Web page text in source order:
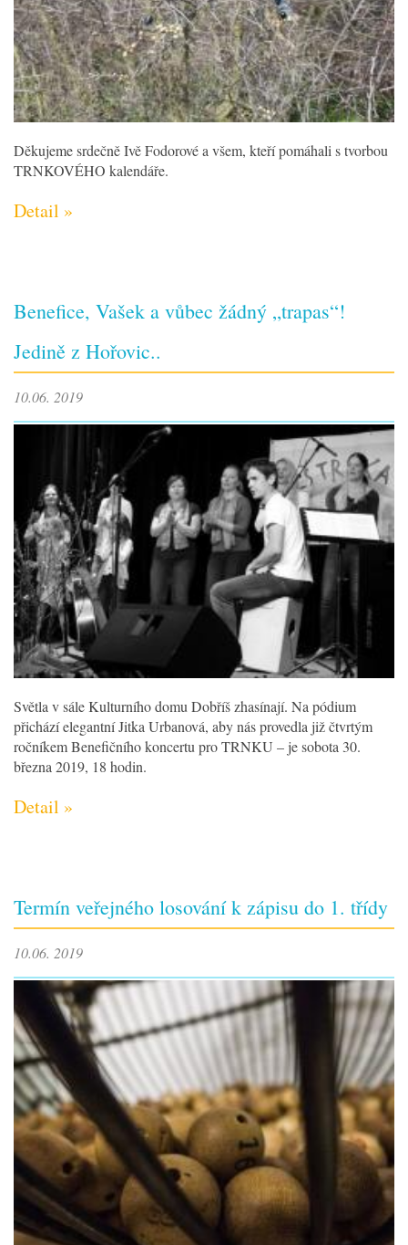
Děkujeme srdečně Ivě Fodorové a všem, kteří pomáhali s tvorbou
TRNKOVÉHO kalendáře.
Detail »
Benefice, Vašek a vůbec žádný „trapas“!
Jedině z Hořovic..
10.06. 2019
Světla v sále Kulturního domu Dobříš zhasínají. Na pódium
přichází elegantní Jitka Urbanová, aby nás provedla již čtvrtým
ročníkem Benefičního koncertu pro TRNKU – je sobota 30.
března 2019, 18 hodin.
Detail »
Termín veřejného losování k zápisu do 1. třídy
10.06. 2019